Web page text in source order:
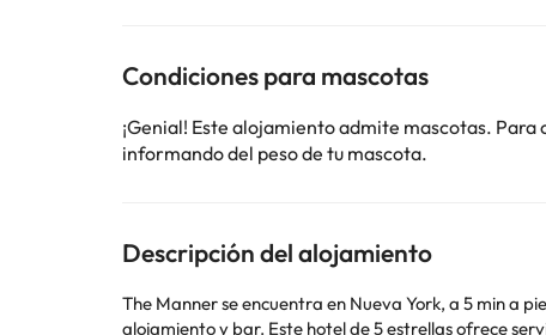
Condiciones para mascotas
¡Genial! Este alojamiento admite mascotas.
informando del peso de tu mascota.
Descripción del alojamiento
The Manner se encuentra en Nueva York, a 5 min a
alojamiento y bar. Este hotel de 5 estrellas ofrece